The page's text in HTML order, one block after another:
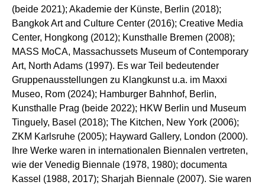
(beide 2021); Akademie der Künste, Berlin (2018);
Bangkok Art and Culture Center (2016); Creative Media
Center, Hongkong (2012); Kunsthalle Bremen (2008);
MASS MoCA, Massachussets Museum of Contemporary
Art, North Adams (1997). Es war Teil bedeutender
Gruppenausstellungen zu Klangkunst u.a. im Maxxi
Museo, Rom (2024); Hamburger Bahnhof, Berlin,
Kunsthalle Prag (beide 2022); HKW Berlin und Museum
Tinguely, Basel (2018); The Kitchen, New York (2006);
ZKM Karlsruhe (2005); Hayward Gallery, London (2000).
Ihre Werke waren in internationalen Biennalen vertreten,
wie der Venedig Biennale (1978, 1980); documenta
Kassel (1988, 2017); Sharjah Biennale (2007). Sie waren